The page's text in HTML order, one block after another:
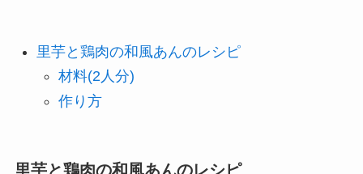
里芋と鶏肉の和風あんのレシピ
材料(2人分)
作り方
里芋と鶏肉の和風あんのレシピ